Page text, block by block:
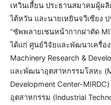
เหวินเสี้ยน ประธานสมาคมผู้ผ
ไต้หวัน และนายเหยินจวีเซียง
“ซัพพลายเชนหน้ากากผ่าตัด
ได้แก่ ศูนย์วิจัยและพัฒนาเครื่อ
Machinery Research &
และพัฒนาอุตสาหกรรมโลหะ
Development Center-
อุตสาหกรรม (Industrial